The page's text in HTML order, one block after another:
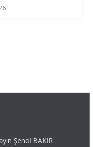
Şenol BAKIR